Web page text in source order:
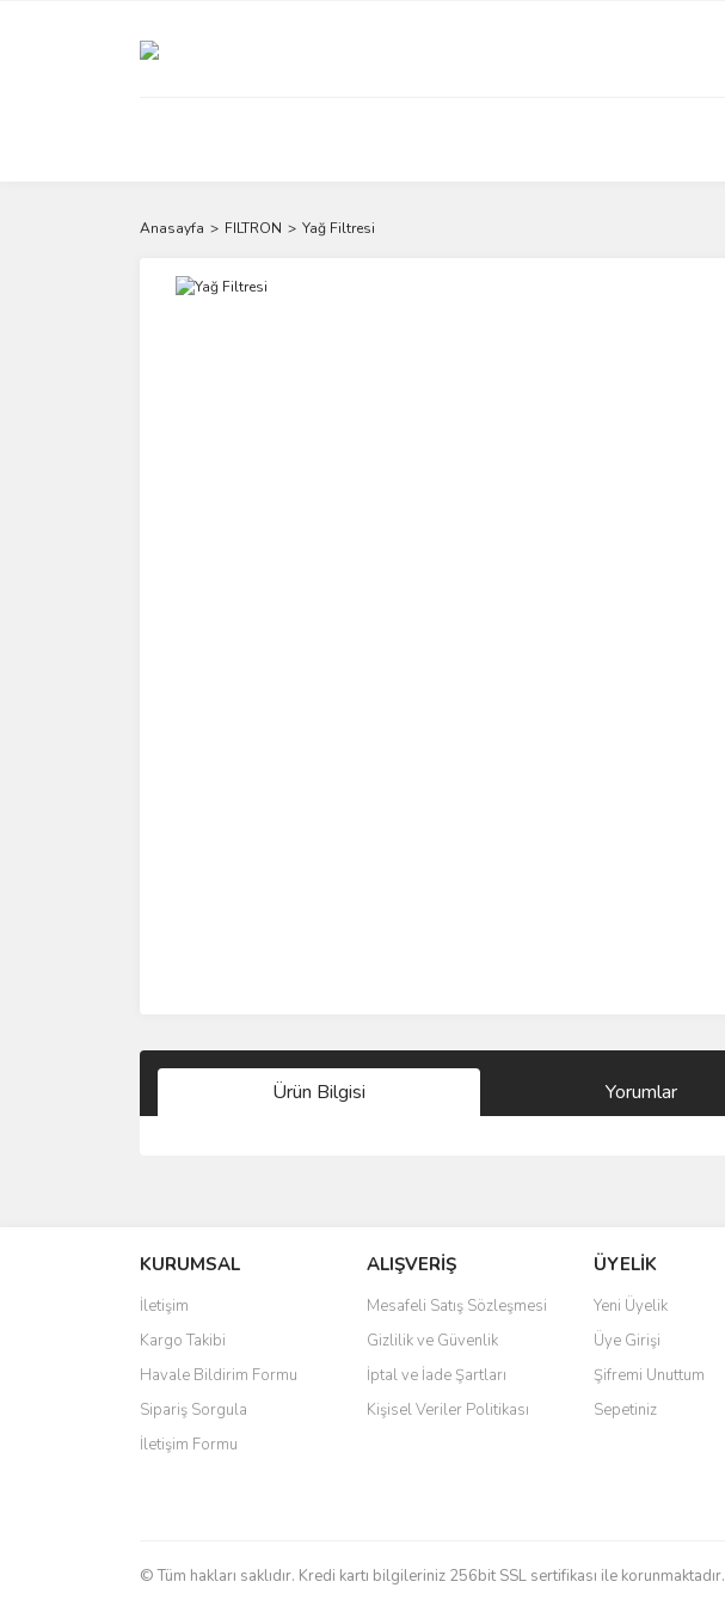
Anasayfa FILTRON Yağ Filtresi
Ürün Bilgisi Yorumlar
Ürün resmi kalitesiz, bozuk veya görüntülenemiyor.
Ürün açıklamasında eksik bilgiler bulunuyor.
Ürün bilgilerinde hatalar bulunuyor.
Ürün fiyatı diğer sitelerden daha pahalı.
Bu ürüne benzer farklı alternatifler olmalı.
KURUMSAL
İletişim
Kargo Takibi
Havale Bildirim Formu
Sipariş Sorgula
İletişim Formu
ALIŞVERİŞ
Mesafeli Satış Sözleşmesi
Gizlilik ve Güvenlik
İptal ve İade Şartları
Kişisel Veriler Politikası
ÜYELİK
Yeni Üyelik
Üye Girişi
Şifremi Unuttum
Sepetiniz
© Tüm hakları saklıdır. Kredi kartı bilgileriniz 256bit SSL sertifikası ile korunmaktadır.